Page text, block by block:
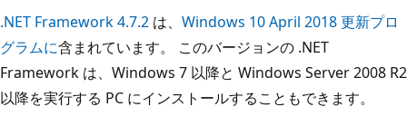
.NET Framework 4.7.2 は、 Windows 10 April 2018 更新プロ
グラムに含まれています。 このバージョンの .NET
Framework は、Windows 7 以降と Windows Server 2008 R2
以降を実行する PC にインストールすることもできます。